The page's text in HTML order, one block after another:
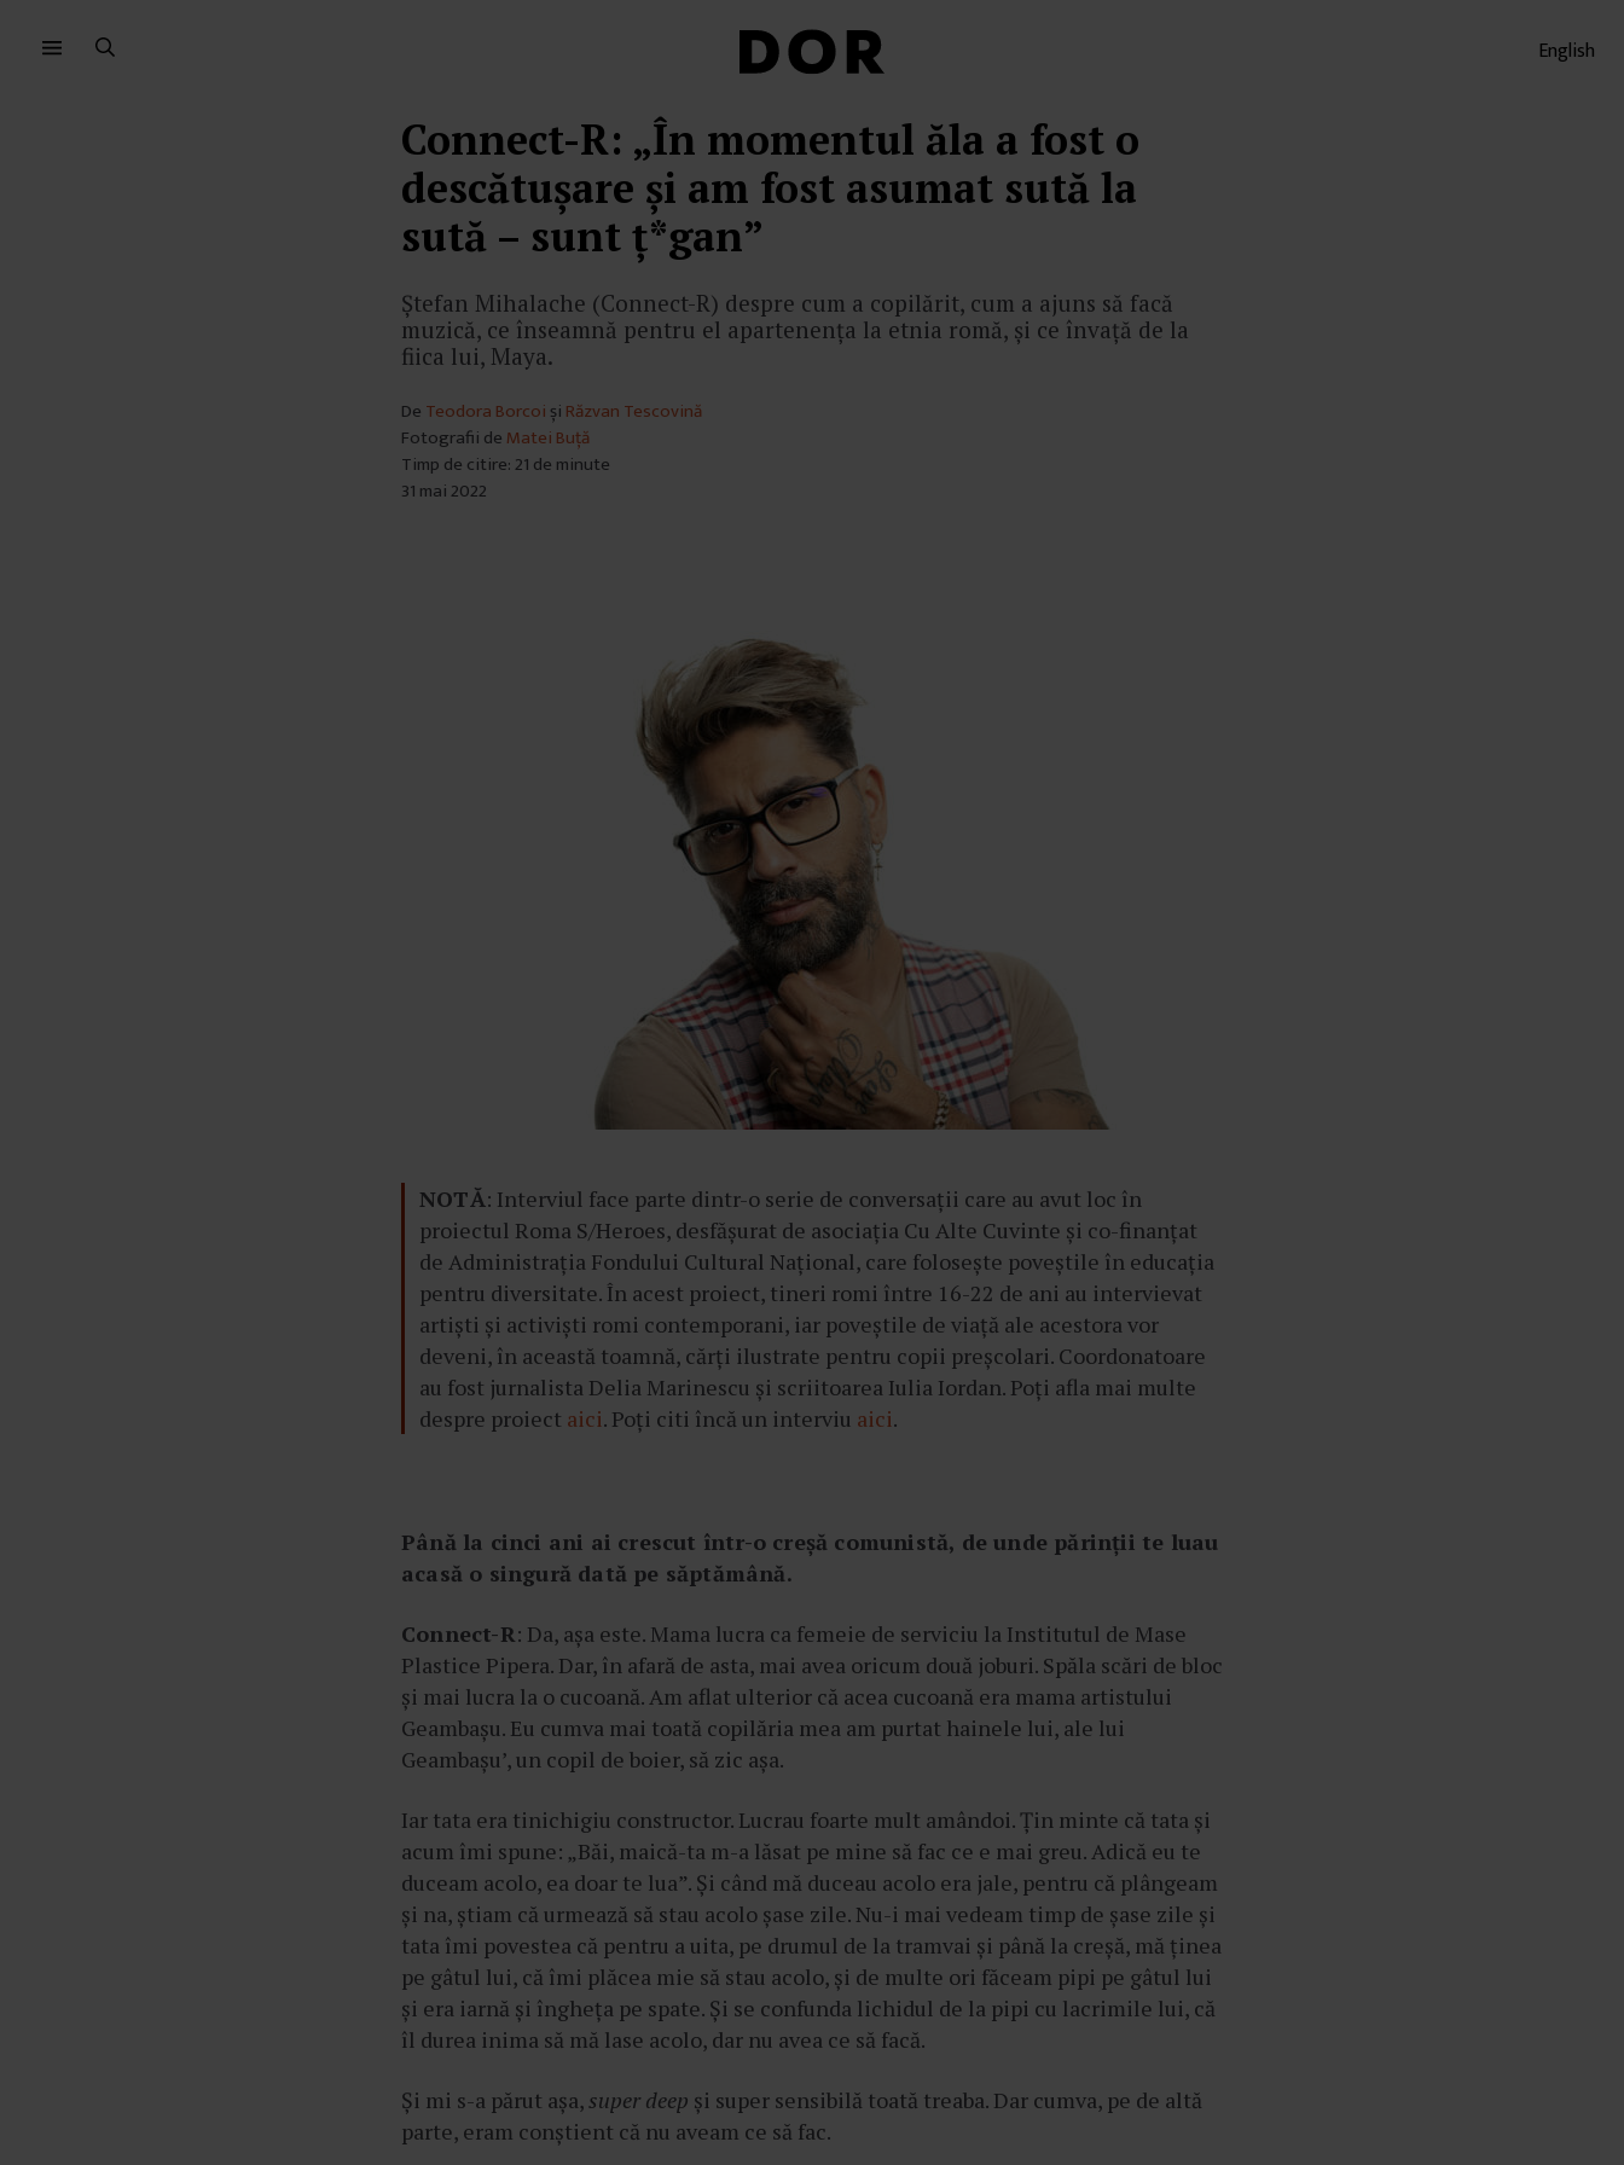
English
Connect-R: „În momentul ăla a fost o
descătușare și am fost asumat sută la
sută – sunt ț*gan”
Ștefan Mihalache (Connect-R) despre cum a copilărit, cum a ajuns să facă
muzică, ce înseamnă pentru el apartenența la etnia romă, și ce învață de la
fiica lui, Maya.
De Teodora Borcoi și Răzvan Tescovină
Fotografii de Matei Buță
Timp de citire: 21 de minute
31 mai 2022
NOTĂ: Interviul face parte dintr-o serie de conversații care au avut loc în
proiectul Roma S/Heroes, desfășurat de asociația Cu Alte Cuvinte și co-finanțat
de Administrația Fondului Cultural Național, care folosește poveștile în educația
pentru diversitate. În acest proiect, tineri romi între 16-22 de ani au intervievat
artiști și activiști romi contemporani, iar poveștile de viață ale acestora vor
deveni, în această toamnă, cărți ilustrate pentru copii preșcolari. Coordonatoare
au fost jurnalista Delia Marinescu și scriitoarea Iulia Iordan. Poți afla mai multe
despre proiect aici. Poți citi încă un interviu aici.
Până la cinci ani ai crescut într-o creșă comunistă, de unde părinții te luau
acasă o singură dată pe săptămână.
Connect-R: Da, așa este. Mama lucra ca femeie de serviciu la Institutul de Mase
Plastice Pipera. Dar, în afară de asta, mai avea oricum două joburi. Spăla scări de bloc
și mai lucra la o cucoană. Am aflat ulterior că acea cucoană era mama artistului
Geambașu. Eu cumva mai toată copilăria mea am purtat hainele lui, ale lui
Geambașu’, un copil de boier, să zic așa.
Iar tata era tinichigiu constructor. Lucrau foarte mult amândoi. Țin minte că tata și
acum îmi spune: „Băi, maică-ta m-a lăsat pe mine să fac ce e mai greu. Adică eu te
duceam acolo, ea doar te lua”. Și când mă duceau acolo era jale, pentru că plângeam
și na, știam că urmează să stau acolo șase zile. Nu-i mai vedeam timp de șase zile și
tata îmi povestea că pentru a uita, pe drumul de la tramvai și până la creșă, mă ținea
pe gâtul lui, că îmi plăcea mie să stau acolo, și de multe ori făceam pipi pe gâtul lui
și era iarnă și îngheța pe spate. Și se confunda lichidul de la pipi cu lacrimile lui, că
îl durea inima să mă lase acolo, dar nu avea ce să facă.
Și mi s-a părut așa,super deep și super sensibilă toată treaba. Dar cumva, pe de altă
parte, eram conștient că nu aveam ce să fac.